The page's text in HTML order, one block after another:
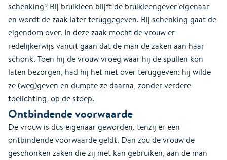
schenking? Bij bruikleen blijft de bruikleengever eigenaar
en wordt de zaak later teruggegeven. Bij schenking gaat de
eigendom over. In deze zaak mocht de vrouw er
redelijkerwijs vanuit gaan dat de man de zaken aan haar
schonk. Toen hij de vrouw vroeg waar hij de spullen kon
laten bezorgen, had hij het niet over teruggeven: hij wilde
ze (weg)geven en dumpte ze daarna, zonder verdere
toelichting, op de stoep.
Ontbindende voorwaarde
De vrouw is dus eigenaar geworden, tenzij er een
ontbindende voorwaarde geldt. Dan zou de vrouw de
geschonken zaken die zij niet kan gebruiken, aan de man